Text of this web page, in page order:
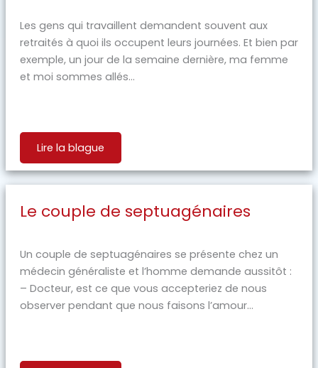
Les gens qui travaillent demandent souvent aux
retraités à quoi ils occupent leurs journées. Et bien par
exemple, un jour de la semaine dernière, ma femme
et moi sommes allés...
Lire la blague
Le couple de septuagénaires
Un couple de septuagénaires se présente chez un
médecin généraliste et l’homme demande aussitôt :
– Docteur, est ce que vous accepteriez de nous
observer pendant que nous faisons l’amour...